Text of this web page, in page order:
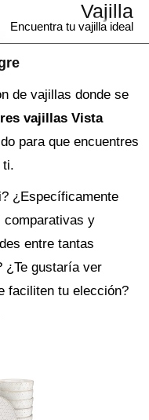
Vajilla
Encuentra tu vajilla ideal
de vajillas donde se
vajillas Vista
para que encuentres
ti.
¿Específicamente
comparativas y
entre tantas
¿Te gustaría ver
faciliten tu elección?